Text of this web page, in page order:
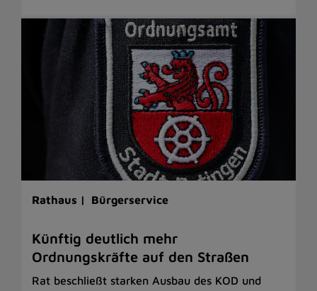
Rathaus | Bürgerservice
Künftig deutlich mehr
Ordnungskräfte auf den Straßen
Rat beschließt starken Ausbau des KOD und